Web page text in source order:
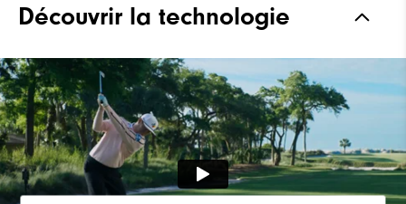
Stabilité
Amorti
Découvrir la technologie